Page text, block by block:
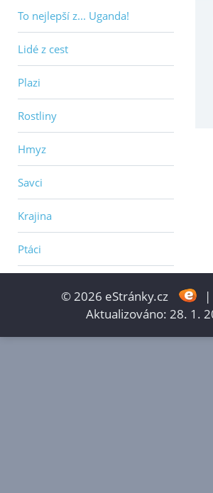
To nejlepší z... Uganda!
Lidé z cest
Plazi
Rostliny
Hmyz
Savci
Krajina
Ptáci
© 2026 eStránky.cz |
Aktualizováno: 28. 1.